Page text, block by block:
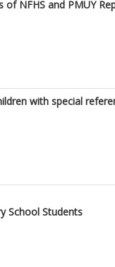
of NFHS and PMUY
with special
School Students